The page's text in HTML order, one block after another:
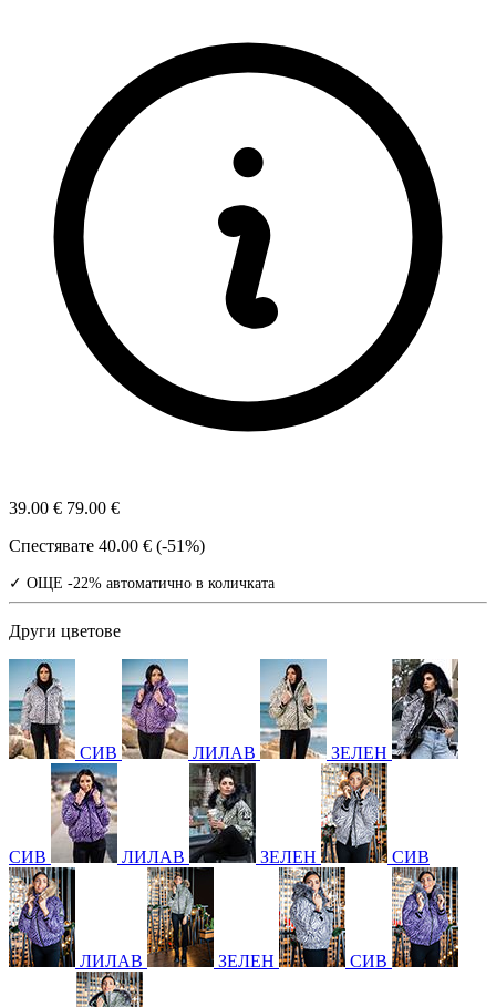
39.00 € 79.00 €
Спестявате 40.00 € (-51%)
✓ ОЩЕ -22% автоматично в количката
Други цветове
СИВ ЛИЛАВ ЗЕЛЕН
СИВ ЛИЛАВ ЗЕЛЕН СИВ
ЛИЛАВ ЗЕЛЕН СИВ